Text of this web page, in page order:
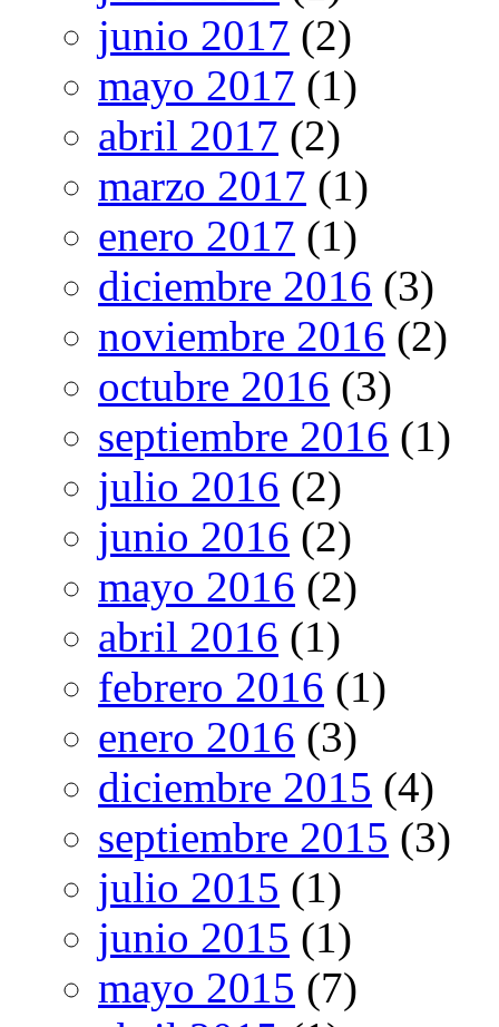
junio 2017 (2)
mayo 2017 (1)
abril 2017 (2)
marzo 2017 (1)
enero 2017 (1)
diciembre 2016 (3)
noviembre 2016 (2)
octubre 2016 (3)
septiembre 2016 (1)
julio 2016 (2)
junio 2016 (2)
mayo 2016 (2)
abril 2016 (1)
febrero 2016 (1)
enero 2016 (3)
diciembre 2015 (4)
septiembre 2015 (3)
julio 2015 (1)
junio 2015 (1)
mayo 2015 (7)